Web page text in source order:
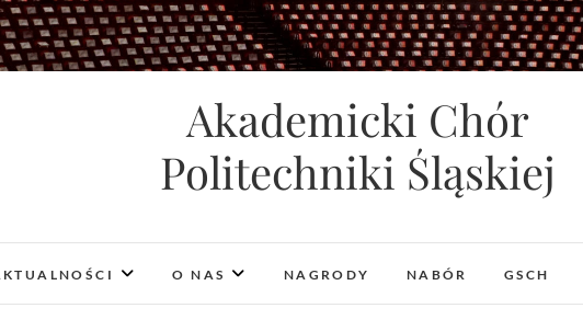
Akademicki Chór
Politechniki Śląskiej
O NAS NAGRODY NABÓR GSCH